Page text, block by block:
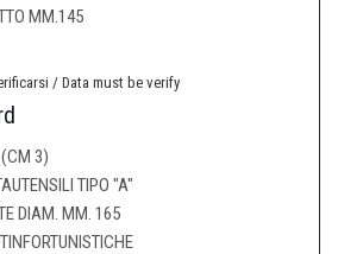
MM.145
/ Data must be verify
3)
TIPO "A"
DIAM. MM. 165